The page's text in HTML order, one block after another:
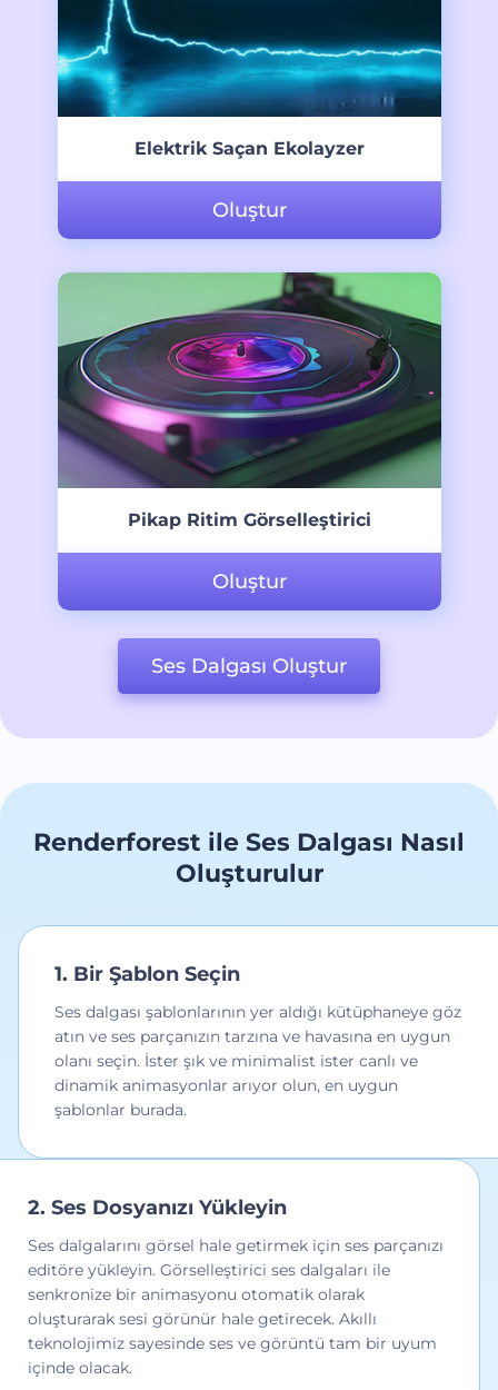
Elektrik Saçan Ekolayzer
Oluştur
Pikap Ritim Görselleştirici
Oluştur
Ses Dalgası Oluştur
Renderforest ile Ses Dalgası Nasıl
Oluşturulur
1. Bir Şablon Seçin
Ses dalgası şablonlarının yer aldığı kütüphaneye göz
atın ve ses parçanızın tarzına ve havasına en uygun
olanı seçin. İster şık ve minimalist ister canlı ve
dinamik animasyonlar arıyor olun, en uygun
şablonlar burada.
2. Ses Dosyanızı Yükleyin
Ses dalgalarını görsel hale getirmek için ses parçanızı
editöre yükleyin. Görselleştirici ses dalgaları ile
senkronize bir animasyonu otomatik olarak
oluşturarak sesi görünür hale getirecek. Akıllı
teknolojimiz sayesinde ses ve görüntü tam bir uyum
içinde olacak.